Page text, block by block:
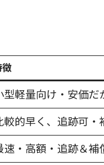
徴
型軽量向け・安価だ
較的早く、追跡可・
速・高額・追跡＆補